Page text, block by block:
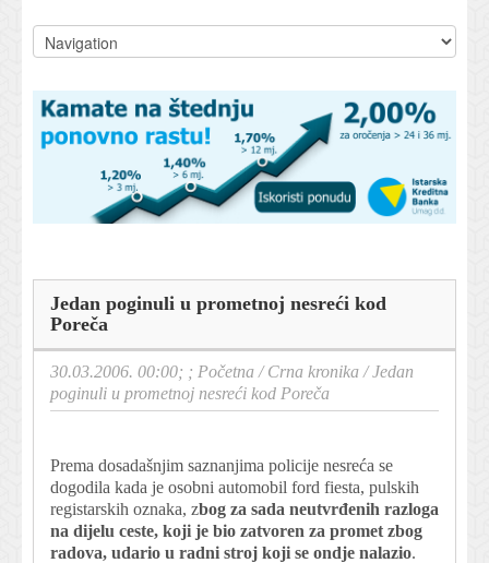
Jedan poginuli u prometnoj nesreći kod
Poreča
30.03.2006. 00:00; ; Početna /Crna kronika /Jedan
poginuli u prometnoj nesreći kod Poreča
Prema dosadašnjim saznanjima policije nesreća se
dogodila kada je osobni automobil ford fiesta, pulskih
registarskih oznaka, zbog za sada neutvrđenih razloga
na dijelu ceste, koji je bio zatvoren za promet zbog
radova, udario u radni stroj koji se ondje nalazio.